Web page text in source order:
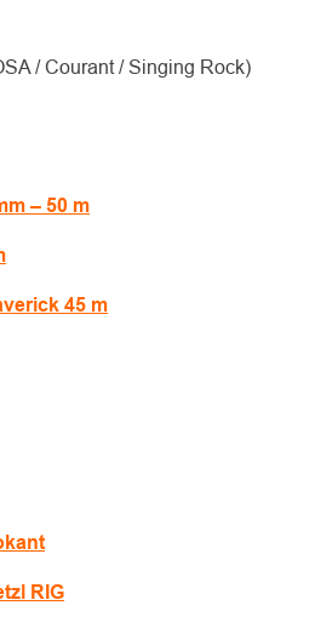
/ Courant / Singing Rock)
– 50 m
45 m
RIG